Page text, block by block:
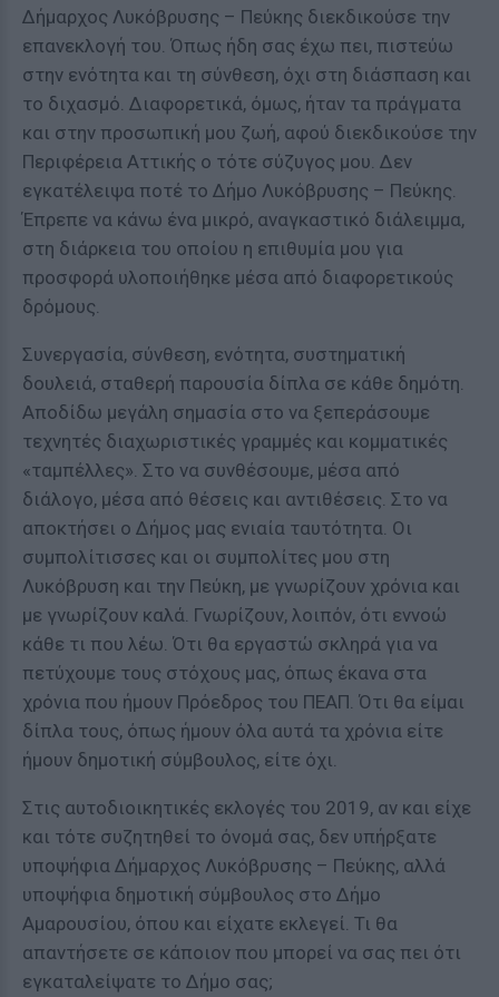
Δήμαρχος Λυκόβρυσης – Πεύκης διεκδικούσε την
επανεκλογή του. Όπως ήδη σας έχω πει, πιστεύω
στην ενότητα και τη σύνθεση, όχι στη διάσπαση και
το διχασμό. Διαφορετικά, όμως, ήταν τα πράγματα
και στην προσωπική μου ζωή, αφού διεκδικούσε την
Περιφέρεια Αττικής ο τότε σύζυγος μου. Δεν
εγκατέλειψα ποτέ το Δήμο Λυκόβρυσης – Πεύκης.
Έπρεπε να κάνω ένα μικρό, αναγκαστικό διάλειμμα,
στη διάρκεια του οποίου η επιθυμία μου για
προσφορά υλοποιήθηκε μέσα από διαφορετικούς
δρόμους.
Συνεργασία, σύνθεση, ενότητα, συστηματική
δουλειά, σταθερή παρουσία δίπλα σε κάθε δημότη.
Αποδίδω μεγάλη σημασία στο να ξεπεράσουμε
τεχνητές διαχωριστικές γραμμές και κομματικές
«ταμπέλλες». Στο να συνθέσουμε, μέσα από
διάλογο, μέσα από θέσεις και αντιθέσεις. Στο να
αποκτήσει ο Δήμος μας ενιαία ταυτότητα. Οι
συμπολίτισσες και οι συμπολίτες μου στη
Λυκόβρυση και την Πεύκη, με γνωρίζουν χρόνια και
με γνωρίζουν καλά. Γνωρίζουν, λοιπόν, ότι εννοώ
κάθε τι που λέω. Ότι θα εργαστώ σκληρά για να
πετύχουμε τους στόχους μας, όπως έκανα στα
χρόνια που ήμουν Πρόεδρος του ΠΕΑΠ. Ότι θα είμαι
δίπλα τους, όπως ήμουν όλα αυτά τα χρόνια είτε
ήμουν δημοτική σύμβουλος, είτε όχι.
Στις αυτοδιοικητικές εκλογές του 2019, αν και είχε
και τότε συζητηθεί το όνομά σας, δεν υπήρξατε
υποψήφια Δήμαρχος Λυκόβρυσης – Πεύκης, αλλά
υποψήφια δημοτική σύμβουλος στο Δήμο
Αμαρουσίου, όπου και είχατε εκλεγεί. Τι θα
απαντήσετε σε κάποιον που μπορεί να σας πει ότι
εγκαταλείψατε το Δήμο σας;